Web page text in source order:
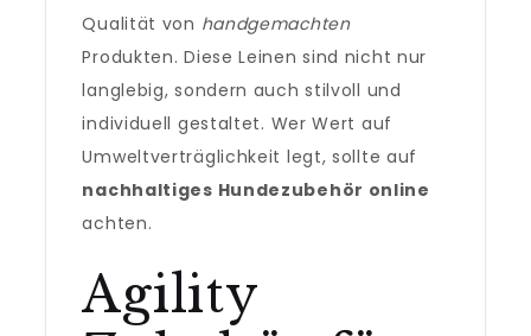
Qualität von handgemachten
Produkten. Diese Leinen sind nicht nur
langlebig, sondern auch stilvoll und
individuell gestaltet. Wer Wert auf
Umweltverträglichkeit legt, sollte auf
nachhaltiges Hundezubehör online
achten.
Agility